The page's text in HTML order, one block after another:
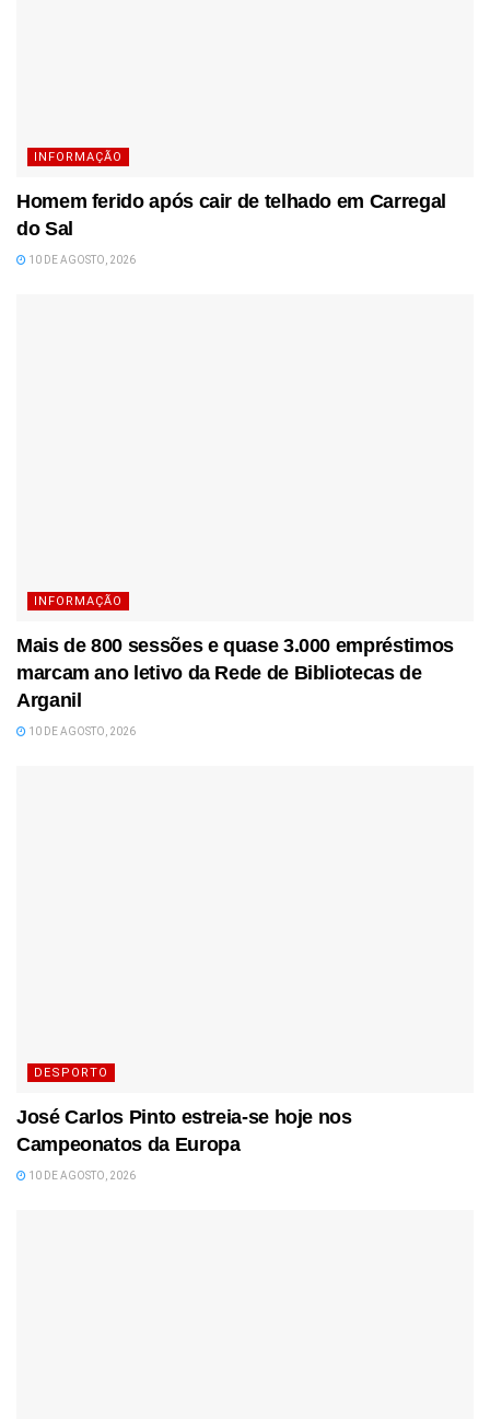
INFORMAÇÃO
Homem ferido após cair de telhado em Carregal
do Sal
10 DE AGOSTO, 2026
INFORMAÇÃO
Mais de 800 sessões e quase 3.000 empréstimos
marcam ano letivo da Rede de Bibliotecas de
Arganil
10 DE AGOSTO, 2026
DESPORTO
José Carlos Pinto estreia-se hoje nos
Campeonatos da Europa
10 DE AGOSTO, 2026